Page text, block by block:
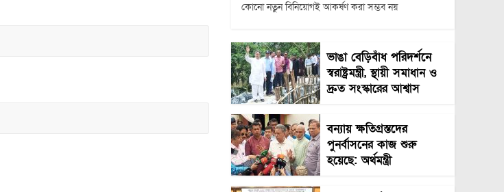
কোনো নতুন বিনিয়োগই আকর্ষণ করা সম্ভব নয়
ভাঙা বেড়িবাঁধ পরিদর্শনে
স্বরাষ্ট্রমন্ত্রী, স্থায়ী সমাধান ও
দ্রুত সংস্কারের আশ্বাস
বন্যায় ক্ষতিগ্রস্তদের
পুনর্বাসনের কাজ শুরু
হয়েছে: অর্থমন্ত্রী